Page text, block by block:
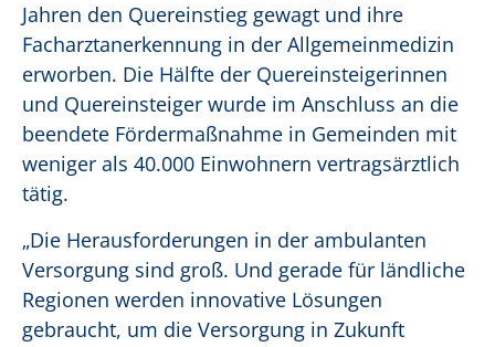
Jahren den Quereinstieg gewagt und ihre
Facharztanerkennung in der Allgemeinmedizin
erworben. Die Hälfte der Quereinsteigerinnen
und Quereinsteiger wurde im Anschluss an die
beendete Fördermaßnahme in Gemeinden mit
weniger als 40.000 Einwohnern vertragsärztlich
tätig.
„Die Herausforderungen in der ambulanten
Versorgung sind groß. Und gerade für ländliche
Regionen werden innovative Lösungen
gebraucht, um die Versorgung in Zukunft